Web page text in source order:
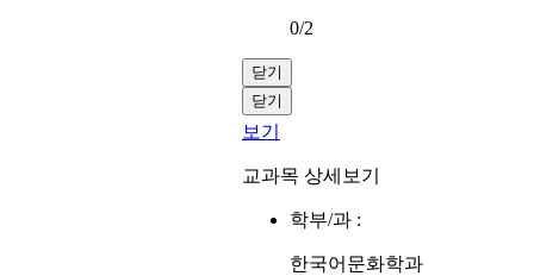
0/2
닫기
닫기
보기
교과목 상세보기
학부/과 :
한국어문화학과